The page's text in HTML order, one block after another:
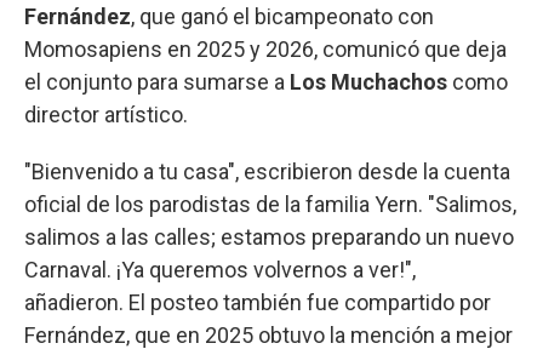
Fernández, que ganó el bicampeonato con
Momosapiens en 2025 y 2026, comunicó que deja
el conjunto para sumarse a Los Muchachos como
director artístico.
"Bienvenido a tu casa", escribieron desde la cuenta
oficial de los parodistas de la familia Yern. "Salimos,
salimos a las calles; estamos preparando un nuevo
Carnaval. ¡Ya queremos volvernos a ver!",
añadieron. El posteo también fue compartido por
Fernández, que en 2025 obtuvo la mención a mejor